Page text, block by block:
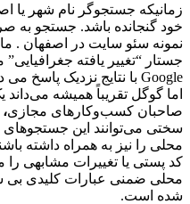
زمانیکه جستجوگر نام شهر یا
خود گنجانده باشد. جستجو
نمونه سئو سایت در اصفهان .
جستار “تغییر یافته
Google با نتایج نزدیک پاسخ می دهد شکایت دشوار است.
اما گوگل تقریباً همیشه
صاحبان کسب‌وکارهای مجازی،
سختی می‌توانند این جستجوهای
محلی را نیز به همراه داشته
کد پستی یا تغییرات مشابهی
محلی ضمنی عبارات کلیدی
شده است.